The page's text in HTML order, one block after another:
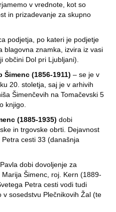
v vrednote, kot so
in prizadevanje za skupno
podjetja, po kateri je podjetje
blagovna znamka, izvira iz vasi
občini Dol pri Ljubljani).
Šimenc (1856-1911) – se je v
20. stoletja, saj je v arhivih
Šimenčevih na Tomačevski 5
knjigo.
(1885-1935) dobi
in trgovske obrti. Dejavnost
cesti 33 (današnja
dobi dovoljenje za
Šimenc, roj. Kern (1889-
Petra cesti vodi tudi
sosedstvu Plečnikovih Žal (te